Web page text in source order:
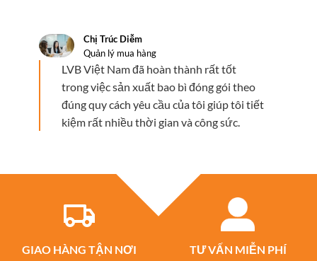
Chị Trúc Diễm
Quản lý mua hàng
LVB Việt Nam đã hoàn thành rất tốt
trong việc sản xuất bao bì đóng gói theo
đúng quy cách yêu cầu của tôi giúp tôi tiết
kiệm rất nhiều thời gian và công sức.
GIAO HÀNG TẬN NƠI
TƯ VẤN MIỄN PHÍ